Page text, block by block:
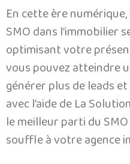
En cette ère
SMO dans l’immobilier
optimisant votre
vous pouvez atteindre
générer plus de leads
avec l’aide de La
le meilleur parti du
souffle à votre agence